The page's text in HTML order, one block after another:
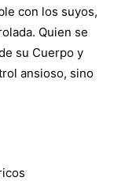
con los suyos,
Quien se
su Cuerpo y
ansioso, sino